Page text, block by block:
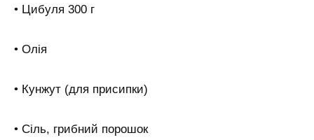
• Цибуля 300 г
• Олія
• Кунжут (для присипки)
• Сіль, грибний порошок